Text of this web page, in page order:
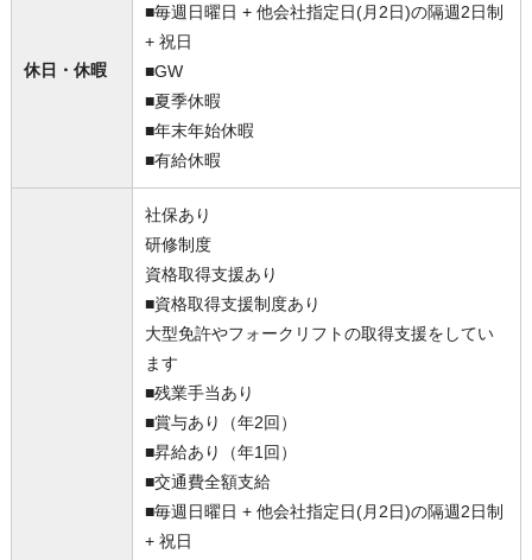
休日・休暇
■毎週日曜日 + 他会社指定日(月2日)の隔週2日制
+ 祝日
■GW
■夏季休暇
■年末年始休暇
■有給休暇
社保あり
研修制度
資格取得支援あり
■資格取得支援制度あり
大型免許やフォークリフトの取得支援をしてい
ます
■残業手当あり
■賞与あり（年2回）
■昇給あり（年1回）
■交通費全額支給
■毎週日曜日 + 他会社指定日(月2日)の隔週2日制
+ 祝日